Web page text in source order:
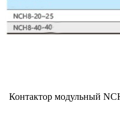
Контактор модульный